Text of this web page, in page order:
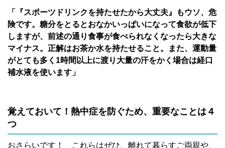
「『スポーツドリンクを持たせたから大丈夫』もウソ、危
険です。糖分をとるとおなかいっぱいになって食欲が低下
しますが、前述の通り食事が食べられなくなったら大きな
マイナス。正解はお茶か水を持たせること。また、運動量
がとても多く1時間以上に渡り大量の汗をかく場合は経口
補水液を使います」
覚えておいて！熱中症を防ぐため、重要なことは４
つ
おさらいです！ これらはぜひ、離れて暮らすご両親や、